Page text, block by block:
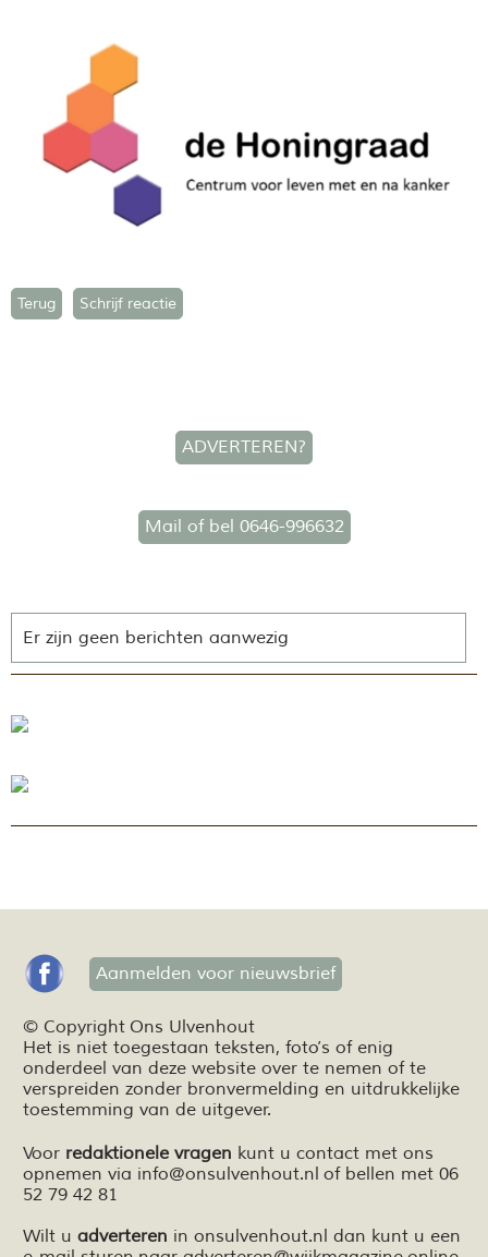
Terug Schrijf reactie
ADVERTEREN?
Mail of bel 0646-996632
Er zijn geen berichten aanwezig
Aanmelden voor nieuwsbrief
© Copyright Ons Ulvenhout
Het is niet toegestaan teksten, foto’s of enig
onderdeel van deze website over te nemen of te
verspreiden zonder bronvermelding en uitdrukkelijke
toestemming van de uitgever.
Voor redaktionele vragen kunt u contact met ons
opnemen via info@onsulvenhout.nl of bellen met 06
52 79 42 81
Wilt u adverteren in onsulvenhout.nl dan kunt u een